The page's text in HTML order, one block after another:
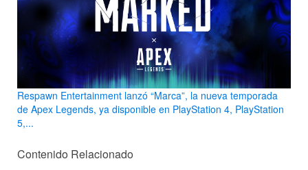
Respawn Entertainment lanzó “Marca”, la nueva temporada
de Apex Legends, ya disponible en PlayStation 4, PlayStation
5,...
Contenido Relacionado